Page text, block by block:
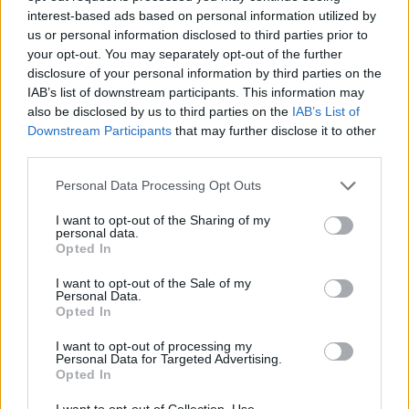
interest-based ads based on personal information utilized by
us or personal information disclosed to third parties prior to
your opt-out. You may separately opt-out of the further
disclosure of your personal information by third parties on the
IAB’s list of downstream participants. This information may
also be disclosed by us to third parties on the IAB’s List of
Downstream Participants that may further disclose it to other
Personal Data Processing Opt Outs
I want to opt-out of the Sharing of my
personal data.
Opted In
I want to opt-out of the Sale of my
Personal Data.
Opted In
I want to opt-out of processing my
Personal Data for Targeted Advertising.
Opted In
che le azioni di Lvmh sono sprofondate in Borsa in
seguito ai risultati del trimestre che hanno
mostrato ricavi ben al di sotto delle attese. Il
conglomerato diBernard Arnaultche controlla i
marchi di fascia alta Louis Vuitton e Dior, il
marchio di gioielli Tiffany & Co e la catena di
negozi di bellezza Sephora, ha deluso le
aspettative per le vendite in Usa e Cina. E così il
Hermésche con la sua base di clienti ultra-ricchi
e la produzione strettamente controllata ha
resistito meglio dei rivali al recente rallentamento
del settore del lusso azzoppato dai dazi e dalla